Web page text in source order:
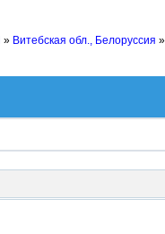
» Витебская обл., Белоруссия »